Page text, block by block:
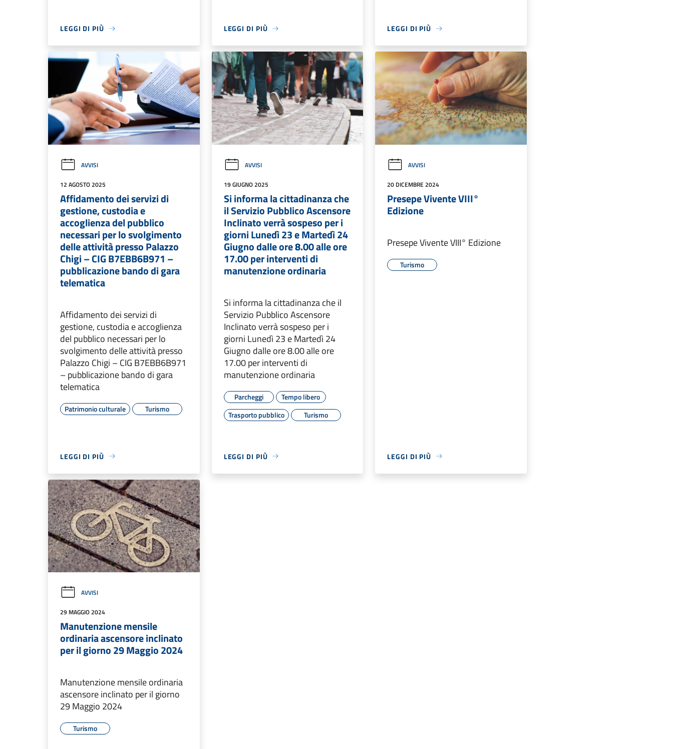
LEGGI DI PIÙ LEGGI DI PIÙ LEGGI DI PIÙ
AVVISI
12 AGOSTO 2025
Affidamento dei servizi di
gestione, custodia e
accoglienza del pubblico
necessari per lo svolgimento
delle attività presso Palazzo
Chigi – CIG B7EBB6B971 –
pubblicazione bando di gara
telematica
Affidamento dei servizi di
gestione, custodia e accoglienza
del pubblico necessari per lo
svolgimento delle attività presso
Palazzo Chigi – CIG B7EBB6B971
– pubblicazione bando di gara
telematica
Patrimonio culturale Turismo
LEGGI DI PIÙ
AVVISI
19 GIUGNO 2025
Si informa la cittadinanza che
il Servizio Pubblico Ascensore
Inclinato verrà sospeso per i
giorni Lunedì 23 e Martedì 24
Giugno dalle ore 8.00 alle ore
17.00 per interventi di
manutenzione ordinaria
Si informa la cittadinanza che il
Servizio Pubblico Ascensore
Inclinato verrà sospeso per i
giorni Lunedì 23 e Martedì 24
Giugno dalle ore 8.00 alle ore
17.00 per interventi di
manutenzione ordinaria
Parcheggi
Tempo libero
Trasporto pubblico
Turismo
LEGGI DI PIÙ
AVVISI
20 DICEMBRE 2024
Presepe Vivente VIII°
Edizione
Presepe Vivente VIII° Edizione
Turismo
LEGGI DI PIÙ
AVVISI
29 MAGGIO 2024
Manutenzione mensile
ordinaria ascensore inclinato
per il giorno 29 Maggio 2024
Manutenzione mensile ordinaria
ascensore inclinato per il giorno
29 Maggio 2024
Turismo